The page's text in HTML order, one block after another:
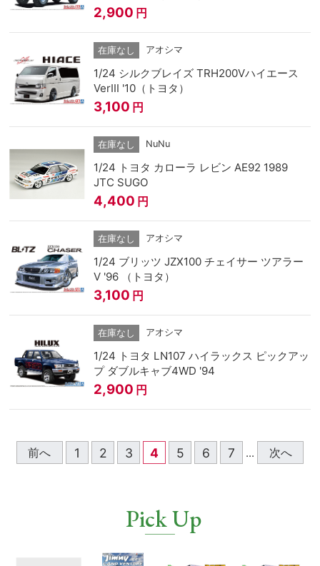
2,900 円
在庫なし アオシマ
1/24 シルクブレイズ TRH200Vハイエース
VerIII '10（トヨタ）
3,100 円
在庫なし NuNu
1/24 トヨタ カローラ レビン AE92 1989
JTC SUGO
4,400 円
在庫なし アオシマ
1/24 ブリッツ JZX100 チェイサー ツアラー
V '96 （トヨタ）
3,100 円
在庫なし アオシマ
1/24 トヨタ LN107 ハイラックス ピックアッ
プ ダブルキャブ4WD '94
2,900 円
前へ 1 2 3 4 5 6 7 ... 次へ
Pick Up